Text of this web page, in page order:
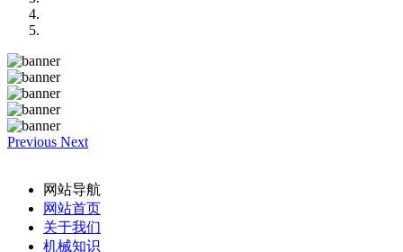
Previous Next
网站导航
网站首页
关于我们
机械知识